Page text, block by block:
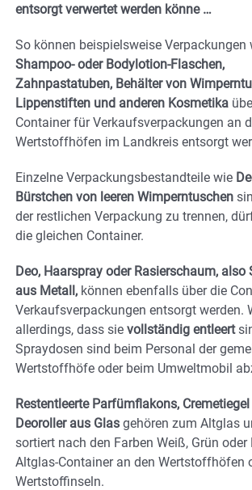
entsorgt verwertet werden könne …
So können beispielsweise Verpackungen
Shampoo- oder Bodylotion-Flaschen,
Zahnpastatuben, Behälter von
Lippenstiften und anderen Kosmetika
Container für Verkaufsverpackungen an
Wertstoffhöfen im Landkreis entsorgt
Einzelne Verpackungsbestandteile wie
Bürstchen von leeren Wimperntuschen
der restlichen Verpackung zu trennen,
die gleichen Container.
Deo, Haarspray oder Rasierschaum, also
aus Metall, können ebenfalls über die
Verkaufsverpackungen entsorgt werden.
allerdings, dass sie vollständig entleert
Spraydosen sind beim Personal der
Wertstoffhöfe oder beim Umweltmobil
Restentleerte Parfümflakons,
Deoroller aus Glas gehören zum Altglas
sortiert nach den Farben Weiß, Grün oder
Altglas-Container an den Wertstoffhöfen
Wertstoffinseln.